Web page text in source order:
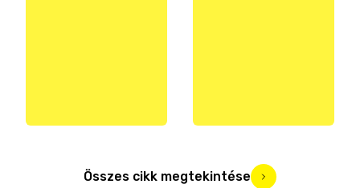
Összes cikk megtekintése